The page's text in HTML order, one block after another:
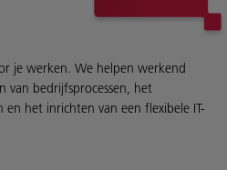
je werken. We helpen werkend
van bedrijfsprocessen, het
het inrichten van een flexibele IT-